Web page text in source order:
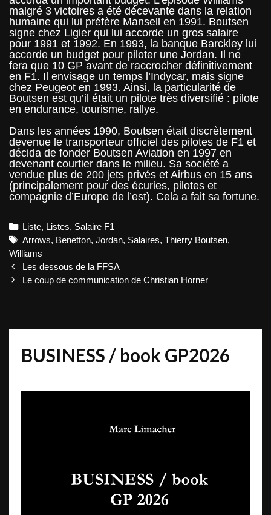
malgré 3 victoires a été décevante dans la relation
humaine qui lui préfère Mansell en 1991. Boutsen
signe chez Ligier qui lui accorde un gros salaire
pour 1991 et 1992. En 1993, la banque Barckley lui
accorde un budget pour piloter une Jordan. Il ne
fera que 10 GP avant de raccrocher définitivement
en F1. Il envisage un temps l’Indycar, mais signe
chez Peugeot en 1993. Ainsi, la particularité de
Boutsen est qu’il était un pilote très diversifié : pilote
en endurance, tourisme, rallye.
Dans les années 1990, Boutsen était discrètement
devenue le transporteur officiel des pilotes de F1 et
décida de fonder Boutsen Aviation en 1997 en
devenant courtier dans le milieu. Sa société a
vendue plus de 200 jets privés et Airbus en 15 ans
(principalement pour des écuries, pilotes et
compagnie d’Europe de l’est). Cela a fait sa fortune.
Categories
Liste, Listes, Salaire F1
Tags
Arrows, Benetton,Jordan, Salaires,Thierry Boutsen,
Williams
Post
navigation
Les dessous de la FFSA
Le coup de communication de Christian Horner
BUSINESS / book GP2026